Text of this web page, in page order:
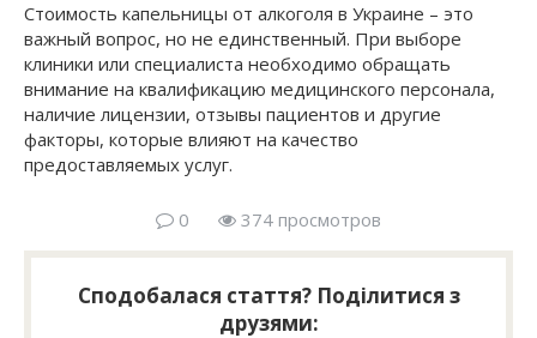
Стоимость капельницы от алкоголя в Украине – это
важный вопрос, но не единственный. При выборе
клиники или специалиста необходимо обращать
внимание на квалификацию медицинского персонала,
наличие лицензии, отзывы пациентов и другие
факторы, которые влияют на качество
предоставляемых услуг.
0 374 просмотров
Сподобалася стаття? Поділитися з
друзями: